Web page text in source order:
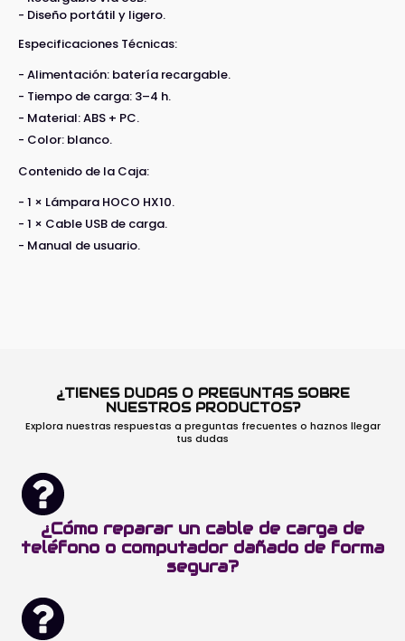
- Diseño portátil y ligero.
Especificaciones Técnicas:
- Alimentación: batería recargable.
- Tiempo de carga: 3–4 h.
- Material: ABS + PC.
- Color: blanco.
Contenido de la Caja:
- 1 × Lámpara HOCO HX10.
- 1 × Cable USB de carga.
- Manual de usuario.
¿TIENES DUDAS O PREGUNTAS SOBRE
NUESTROS PRODUCTOS?
Explora nuestras respuestas a preguntas frecuentes o haznos llegar
tus dudas
¿Cómo reparar un cable de carga de
teléfono o computador dañado de forma
segura?